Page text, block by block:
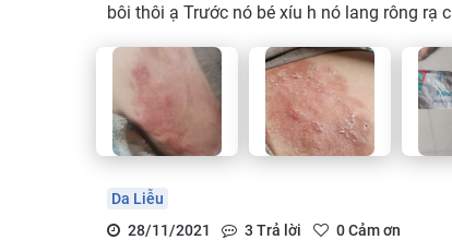
bôi thôi ạ Trước nó bé xíu h nó lang rông rạ
Da Liễu
28/11/2021
3 Trả lời 0Cảm ơn